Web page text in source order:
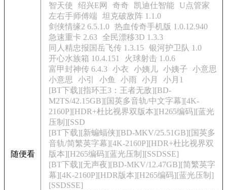
随便看
智天使
绍兴E网 奇奇 凯迪仕智能 U点管家
左右手师傅端
坦克破敌阵 1.1.0
剑侠情缘2 6.5.1.0 热血传奇手机版 1.0.12.940
急速重卡 2.63 全民漂移3D 1.3.3
同人精忠报国岳飞传 1.3.15 银河护卫队 1.0
开心水族箱 10.4.151
火球射击 1.0.6
富甲封神传 6.4.3 小衣 小姨儿 小姨子
小意思
小意思
小引 小鱼 小雨 小月
小月1
[BT下载][指环王3：王者无敌][BD-
M2TS/42.15GB][国英多音轨/中文字幕][4K-
2160P][HDR+杜比视界双版本][H265编码][蓝光
压制][SSD
[BT下载][新蝙蝠侠][BD-MKV/25.51GB][国英多
音轨/简繁英字幕][4K-2160P][HDR+杜比视界双
版本][H265编码][蓝光压制][SSDSSE]
[BT下载][无声夜][BD-MKV/12.47GB][简繁英字
幕][4K-2160P][HDR版本][H265编码][蓝光压制]
[SSDSSE]